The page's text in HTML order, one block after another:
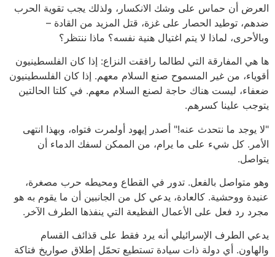
العرض أن حماس على وشك الانكسار، ولذلك يجب تقوية الحرب
ضدهم، توطيد الحصار على غزة، قتل المزيد من القادة –
وبالأحرى، لماذا لا يتم اغتيال هنية نفسه؟ ماذا ننتظر؟
ها هي المفارقة التي لطالما رافقت النزاع: إذا كان الفلسطينيون
أقوياء، من غير المسموح صنع السلام معهم. إذا كان الفلسطينيون
ضعفاء، ليست هناك حاجة لصنع السلام معهم. في كلتا الحالتين
يتوجب علينا كسرهم.
"لا يوجد ما نتحدث عنه!" أصدر إيهود أولمرت فتواه، وبهذا انتهى
الأمر. كل شيء على ما يرام، من الممكن لسفك الدماء أن
يتواصل.
وهو متواصل بالفعل. تدور في القطاع ومحيطه حرب مصغرة،
عنيدة ووحشية. كالعادة، يدعي كل من الجانبين أن ما يقوم به هو
مجرد رد فعل على الأعمال الفظيعة التي ينفذها الطرف الآخر.
يدعي الطرف الإسرائيلي أنه يرد فقط على قذائف القسام
والهاون. أي دولة ذات سيادة تستطيع تحمّل إطلاق صواريخ فتاكة